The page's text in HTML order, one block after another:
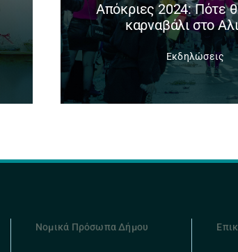
Απόκριες 2024: Πότε
καρναβάλι στο
Εκδηλώσεις
Νομικά Πρόσωπα Δήμου